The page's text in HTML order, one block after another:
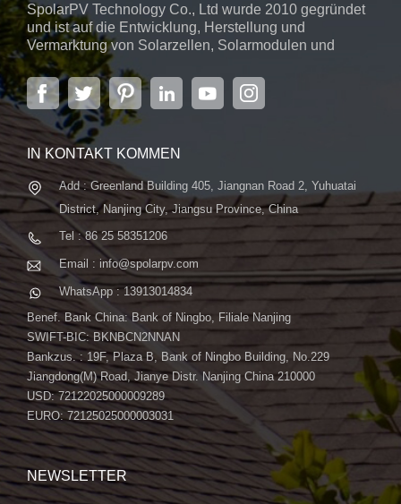
SpolarPV Technology Co., Ltd wurde 2010 gegründet
und ist auf die Entwicklung, Herstellung und
Vermarktung von Solarzellen, Solarmodulen und
Solarstromsystemen spezialisiert. Das Unternehmen
mit Sitz in der Hauptstadt der Provinz Jiangsu,
Nanjing, erstreckt sich über 6.000 m² und verfügt über
fortschrittliche automatische ...
IN KONTAKT KOMMEN
Add : Greenland Building 405, Jiangnan Road 2, Yuhuatai
District, Nanjing City, Jiangsu Province, China
Tel : 86 25 58351206
Email : info@spolarpv.com
WhatsApp : 13913014834
Benef. Bank China: Bank of Ningbo, Filiale Nanjing
SWIFT-BIC: BKNBCN2NNAN
Bankzus. : 19F, Plaza B, Bank of Ningbo Building, No.229
Jiangdong(M) Road, Jianye Distr. Nanjing China 210000
USD: 72122025000009289
EURO: 72125025000003031
NEWSLETTER